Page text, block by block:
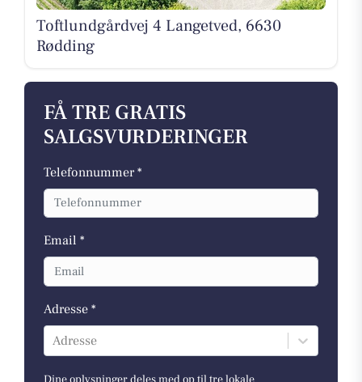
Toftlundgårdvej 4 Langetved, 6630
Rødding
FÅ TRE GRATIS
SALGSVURDERINGER
Telefonnummer *
Email *
Adresse *
Adresse